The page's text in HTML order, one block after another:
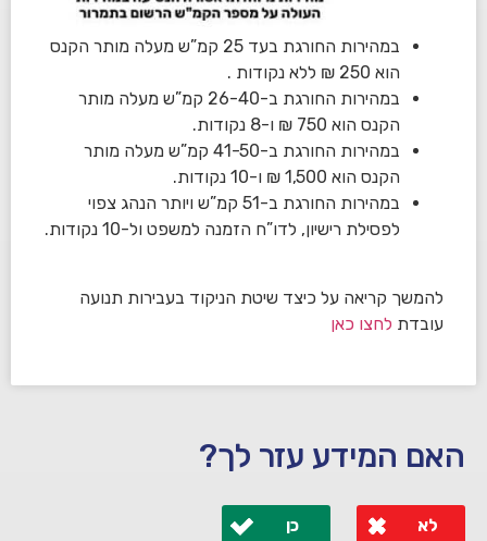
במהירות החורגת בעד 25 קמ”ש מעלה מותר הקנס
הוא 250 ₪ ללא נקודות .
במהירות החורגת ב-26-40 קמ”ש מעלה מותר
הקנס הוא 750 ₪ ו-8 נקודות.
במהירות החורגת ב-41-50 קמ”ש מעלה מותר
הקנס הוא 1,500 ₪ ו-10 נקודות.
במהירות החורגת ב-51 קמ”ש ויותר הנהג צפוי
לפסילת רישיון, לדו”ח הזמנה למשפט ול-10 נקודות.
להמשך קריאה על כיצד שיטת הניקוד בעבירות תנועה
עובדת לחצו כאן
האם המידע עזר לך?
לא כן